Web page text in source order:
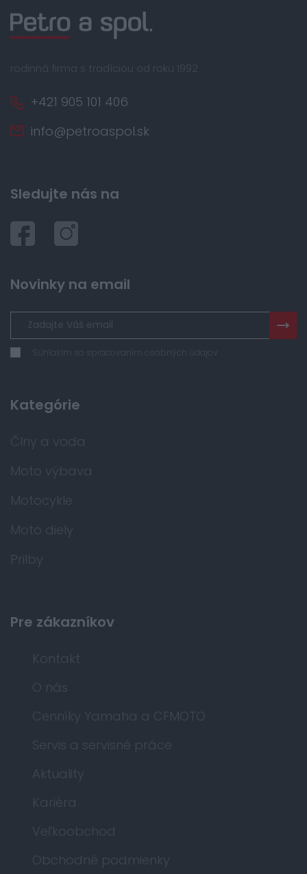
rodinná firma s tradíciou od roku 1992
+421 905 101 406
info@petroaspol.sk
Sledujte nás na
Novinky na email
Súhlasím so spracovaním osobných údajov
Kategórie
Člny a voda
Moto výbava
Motocykle
Moto diely
Prilby
Pre zákazníkov
Kontakt
O nás
Cenníky Yamaha a CFMOTO
Servis a servisné práce
Aktuality
Kariéra
Veľkoobchod
Obchodné podmienky